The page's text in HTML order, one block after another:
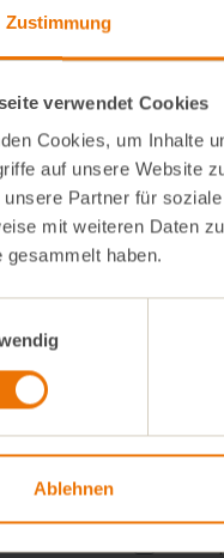
Zustimmung
verwendet Cookies
Cookies, um Inhalte
auf unsere Website
unsere Partner für
mit weiteren Daten
gesammelt haben.
Ablehnen
Ich